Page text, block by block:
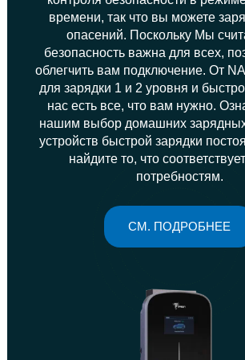
времени, так что вы можете
опасений. Поскольку Мы
безопасность важна для всех,
облегчить вам подключение. От
для зарядки 1 и 2 уровня и
нас есть все, что вам нужно.
нашим выбор домашних зарядных
устройств быстрой зарядки
найдите то, что
потребностям.
СМ. ПОДРОБНЕЕ